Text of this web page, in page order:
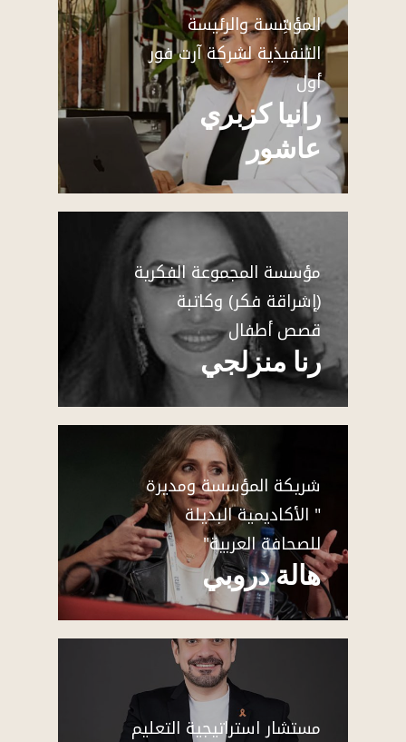
المؤسِّسة والرئيسة
التنفيذية لشركة آرت فور
أول
رانيا كزبري
عاشور
مؤسسة المجموعة الفكرية
(إشراقة فكر) وكاتبة
قصص أطفال
رنا منزلجي
شريكة المؤسسة ومديرة
" الأكاديمية البديلة
للصحافة العربية"
هالة دروبي
مستشار استراتيجية التعليم